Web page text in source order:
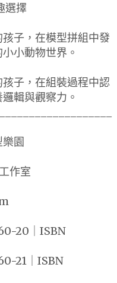
選擇
子，在模型拼組中發
小動物世界。
子，在組裝過程中認
輯與觀察力。
園
作室
20｜ISBN
21｜ISBN